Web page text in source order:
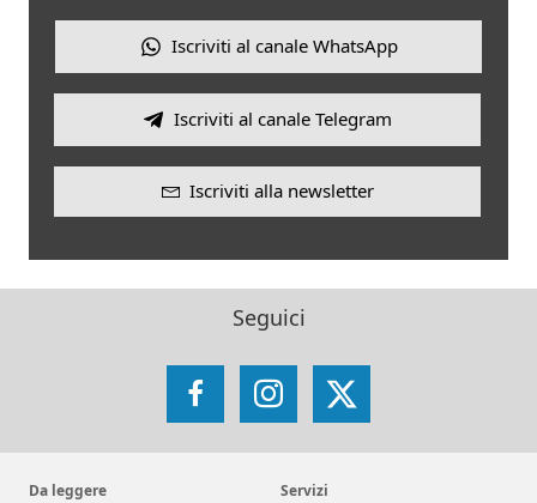
Iscriviti al canale WhatsApp
Iscriviti al canale Telegram
Iscriviti alla newsletter
Seguici
FacebookInstagram
X
Da leggere Servizi